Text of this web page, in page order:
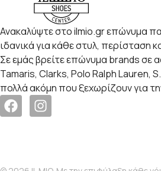
Ανακαλύψτε στο ilmio.gr επώνυμα
ιδανικά για κάθε στυλ, περίσταση
Σε εμάς βρείτε επώνυμα brands σε
Tamaris, Clarks, Polo Ralph Lauren,
πολλά ακόμη που ξεχωρίζουν για